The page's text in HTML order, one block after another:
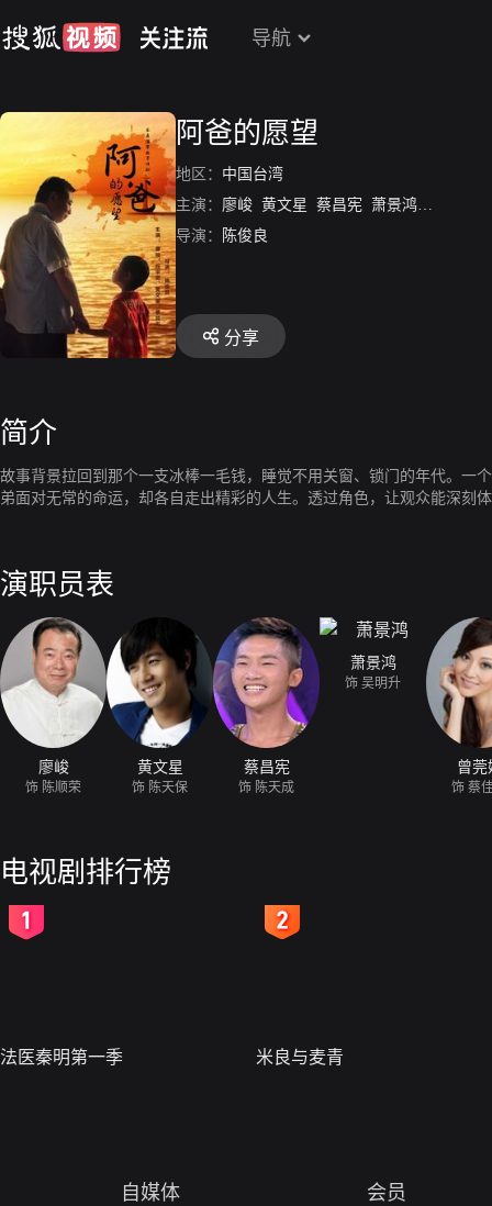
导航
阿爸的愿望
地区： 中国台湾
主演： 廖峻 黄文星 蔡昌宪 萧景鸿 曾莞婷
导演：
陈俊良
分享
简介
故事背景拉回到那个一支冰棒一毛钱，睡觉不用关窗、锁门的年代。一
弟面对无常的命运，却各自走出精彩的人生。透过角色，让观众能深刻
演职员表
廖峻
饰 陈顺荣
黄文星
饰 陈天保
蔡昌宪
饰 陈天成
萧景鸿
饰 吴明升
曾莞
饰 蔡
电视剧排行榜
法医秦明第一季 米良与麦青
自媒体 会员